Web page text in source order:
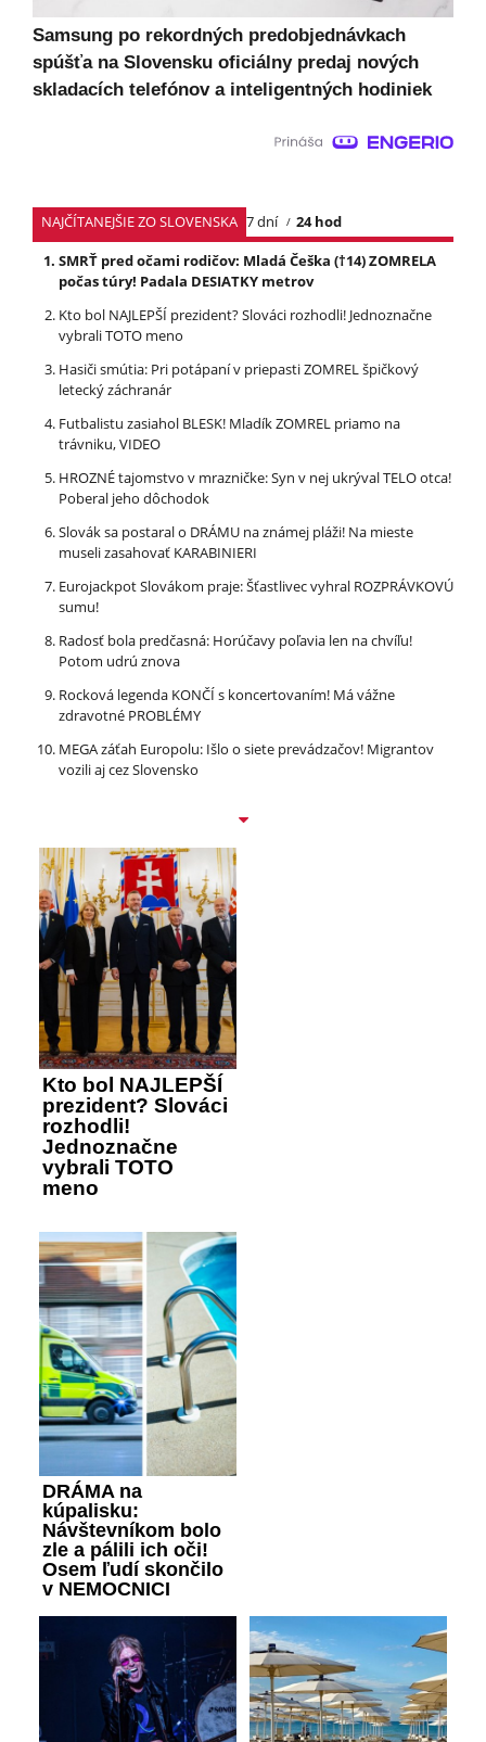
Samsung po rekordných predobjednávkach
spúšťa na Slovensku oficiálny predaj nových
skladacích telefónov a inteligentných hodiniek
NAJČÍTANEJŠIE ZO SLOVENSKA 7 dní
24 hod
SMRŤ pred očami rodičov: Mladá Češka (†14) ZOMRELA
počas túry! Padala DESIATKY metrov
Kto bol NAJLEPŠÍ prezident? Slováci rozhodli! Jednoznačne
vybrali TOTO meno
Hasiči smútia: Pri potápaní v priepasti ZOMREL špičkový
letecký záchranár
Futbalistu zasiahol BLESK! Mladík ZOMREL priamo na
trávniku, VIDEO
HROZNÉ tajomstvo v mrazničke: Syn v nej ukrýval TELO otca!
Poberal jeho dôchodok
Slovák sa postaral o DRÁMU na známej pláži! Na mieste
museli zasahovať KARABINIERI
Eurojackpot Slovákom praje: Šťastlivec vyhral ROZPRÁVKOVÚ
sumu!
Radosť bola predčasná: Horúčavy poľavia len na chvíľu!
Potom udrú znova
Rocková legenda KONČÍ s koncertovaním! Má vážne
zdravotné PROBLÉMY
MEGA záťah Europolu: Išlo o siete prevádzačov! Migrantov
vozili aj cez Slovensko
Kto bol NAJLEPŠÍ
prezident? Slováci
rozhodli!
Jednoznačne
vybrali TOTO
meno
DRÁMA na
kúpalisku:
Návštevníkom bolo
zle a pálili ich oči!
Osem ľudí skončilo
v NEMOCNICI